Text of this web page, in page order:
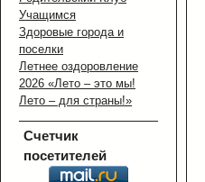
Учащимся
Здоровые города и
поселки
Летнее оздоровление
2026 «Лето – это мы!
Лето – для страны!»
Счетчик
посетителей